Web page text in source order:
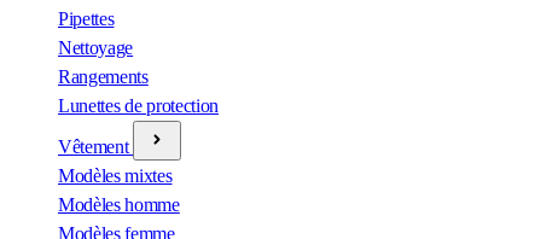
Pipettes
Nettoyage
Rangements
Lunettes de protection
Vêtement
Modèles mixtes
Modèles homme
Modèles femme